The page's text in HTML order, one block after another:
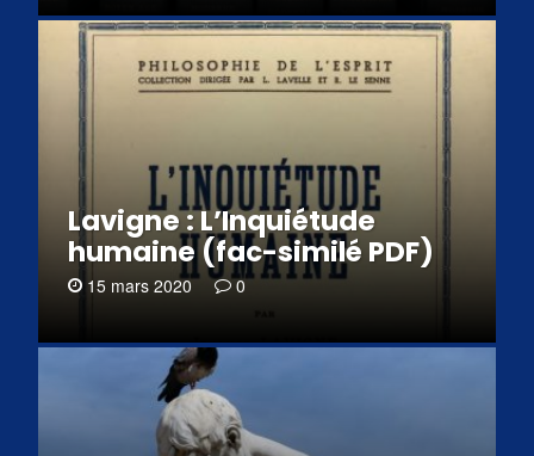
Lavigne : L’Inquiétude
humaine (fac-similé PDF)
15 mars 2020 0